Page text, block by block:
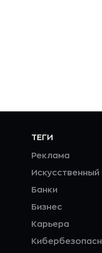
ТЕГИ
Реклама
Искусственный
Банки
Бизнес
Карьера